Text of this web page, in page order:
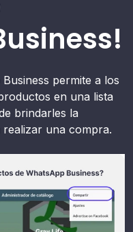
permite a los
en una lista
brindarles la
una compra.